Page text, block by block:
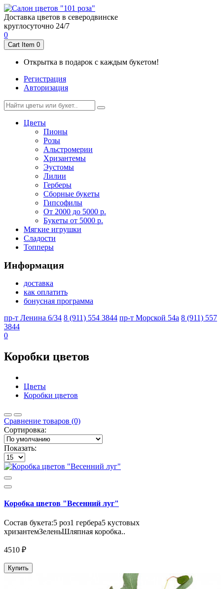
Доставка цветов в северодвинске
круглосуточно 24/7
0
Cart Item 0
Открытка в подарок с каждым букетом!
Регистрация
Авторизация
Цветы
Пионы
Розы
Альстромерии
Хризантемы
Эустомы
Лилии
Герберы
Cборные букеты
Гипсофилы
От 2000 до 5000 р.
Букеты от 5000 р.
Мягкие игрушки
Сладости
Топперы
Информация
доставка
как оплатить
бонусная программа
пр-т Ленина 6/34 8 (911) 554 3844 пр-т Морской 54а 8 (911) 557
3844
0
Коробки цветов
Цветы
Коробки цветов
Сравнение товаров (0)
Сортировка:
Показать:
Коробка цветов "Весенний луг"
Состав букета:5 роз1 гербера5 кустовых
хризантемЗеленьШляпная коробка..
4510 ₽
Купить